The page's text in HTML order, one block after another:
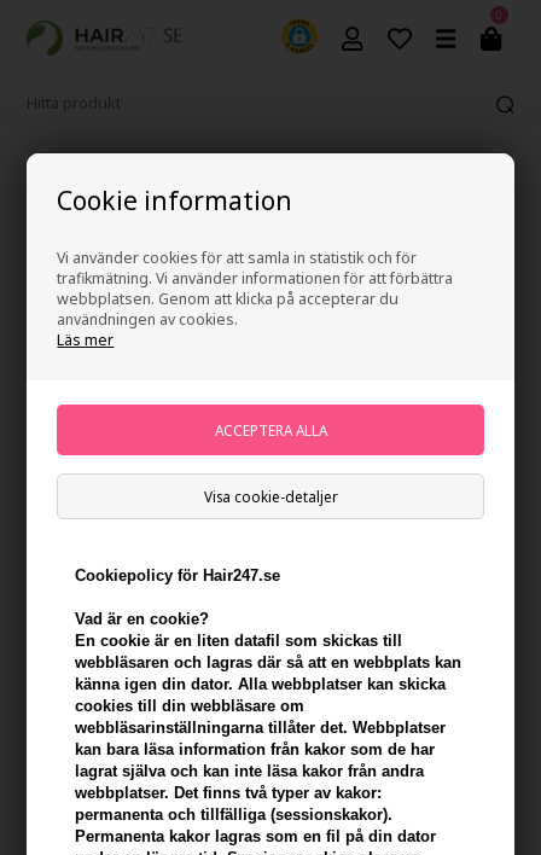
Cookie information
Vi använder cookies för att samla in statistik och för
trafikmätning. Vi använder informationen för att förbättra
webbplatsen. Genom att klicka på accepterar du
användningen av cookies.
Läs mer
Visa cookie-detaljer
Cookiepolicy för Hair247.se
Vad är en cookie?
En cookie är en liten datafil som skickas till
webbläsaren och lagras där så att en webbplats kan
känna igen din dator. Alla webbplatser kan skicka
cookies till din webbläsare om
webbläsarinställningarna tillåter det. Webbplatser
kan bara läsa information från kakor som de har
lagrat själva och kan inte läsa kakor från andra
webbplatser. Det finns två typer av kakor:
permanenta och tillfälliga (sessionskakor).
Permanenta kakor lagras som en fil på din dator
0
247Price
Kerastase Genesis Bain Hydra-Fortifiant 250ml
Varumärken Kerastase Brand: